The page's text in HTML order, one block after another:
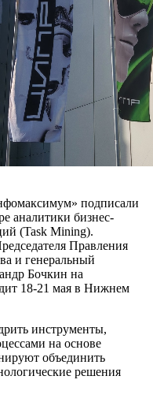
подписали
аналитики бизнес-
(Task Mining).
Правления
и генеральный
Бочкин на
18-21 мая в Нижнем
инструменты,
на основе
объединить
решения